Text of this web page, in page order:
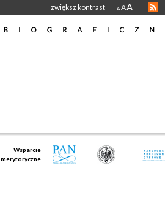
zwiększ kontrast A AA
Wsparcie
merytoryczne